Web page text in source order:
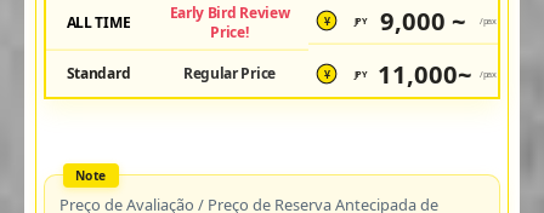
ALL TIME
Early Bird Review
Price!
¥ JPY 9,000 ~ /pax
Standard Regular Price ¥ JPY 11,000~ /pax
Preço de Avaliação / Preço de Reserva Antecipada de